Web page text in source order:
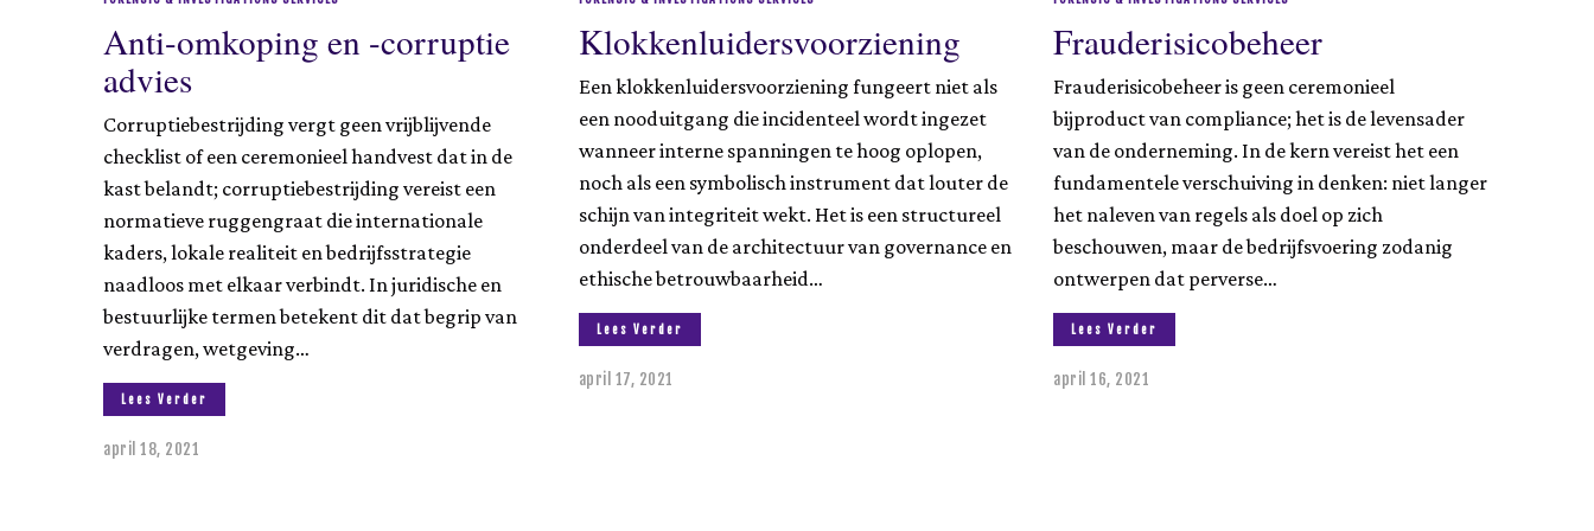
Anti-omkoping en -corruptie
advies
Corruptiebestrijding vergt geen vrijblijvende
checklist of een ceremonieel handvest dat in de
kast belandt; corruptiebestrijding vereist een
normatieve ruggengraat die internationale
kaders, lokale realiteit en bedrijfsstrategie
naadloos met elkaar verbindt. In juridische en
bestuurlijke termen betekent dit dat begrip van
verdragen, wetgeving…
Lees Verder
april 18, 2021
Klokkenluidersvoorziening
Een klokkenluidersvoorziening fungeert niet als
een nooduitgang die incidenteel wordt ingezet
wanneer interne spanningen te hoog oplopen,
noch als een symbolisch instrument dat louter de
schijn van integriteit wekt. Het is een structureel
onderdeel van de architectuur van governance en
ethische betrouwbaarheid…
Lees Verder
april 17, 2021
Frauderisicobeheer
Frauderisicobeheer is geen ceremonieel
bijproduct van compliance; het is de levensader
van de onderneming. In de kern vereist het een
fundamentele verschuiving in denken: niet langer
het naleven van regels als doel op zich
beschouwen, maar de bedrijfsvoering zodanig
ontwerpen dat perverse…
Lees Verder
april 16, 2021